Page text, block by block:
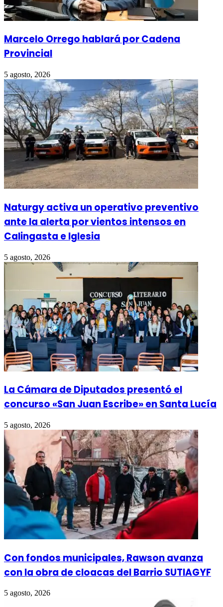
Marcelo Orrego hablará por Cadena
Provincial
5 agosto, 2026
Naturgy activa un operativo preventivo
ante la alerta por vientos intensos en
Calingasta e Iglesia
5 agosto, 2026
La Cámara de Diputados presentó el
concurso «San Juan Escribe» en Santa Lucía
5 agosto, 2026
Con fondos municipales, Rawson avanza
con la obra de cloacas del Barrio SUTIAGYF
5 agosto, 2026